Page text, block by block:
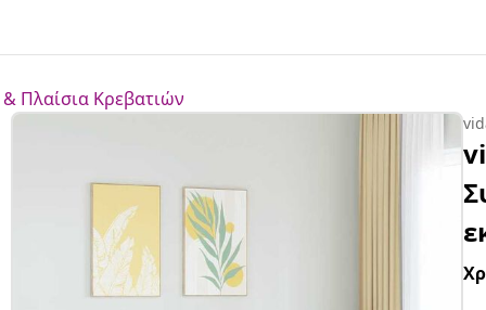
Πλαίσια Κρεβατιών